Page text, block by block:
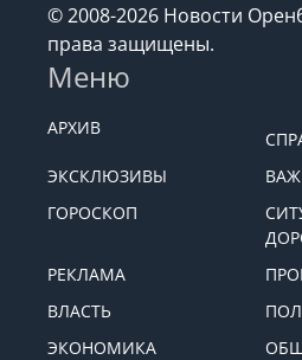
© 2008-2026 Новости
права защищены.
Меню
АРХИВ
ЭКСКЛЮЗИВЫ
ГОРОСКОП
РЕКЛАМА
ВЛАСТЬ
ЭКОНОМИКА